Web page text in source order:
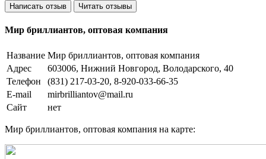
Написать отзыв Читать отзывы
Мир бриллиантов, оптовая компания
Название Мир бриллиантов, оптовая компания
Адрес
603006, Нижний Новгород, Володарского, 40
Телефон
(831) 217-03-20, 8-920-033-66-35
E-mail
mirbrilliantov@mail.ru
Сайт
нет
Мир бриллиантов, оптовая компания на карте: